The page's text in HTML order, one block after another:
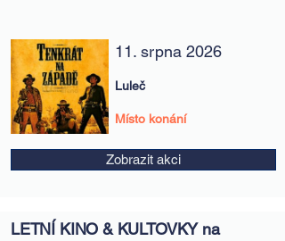
11. srpna 2026
Luleč
Místo konání
Zobrazit akci
LETNÍ KINO & KULTOVKY na